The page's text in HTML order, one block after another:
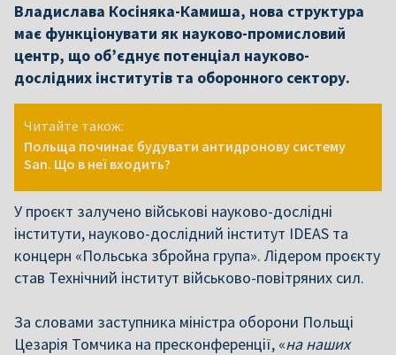
Владислава Косіняка-Камиша, нова структура
має функціонувати як науково-промисловий
центр, що об’єднує потенціал науково-
дослідних інститутів та оборонного сектору.
Читайте також:
Польща починає будувати антидронову систему
San. Що в неї входить?
У проєкт залучено військові науково-дослідні
інститути, науково-дослідний інститут IDEAS та
концерн «Польська збройна група». Лідером проєкту
став Технічний інститут військово-повітряних сил.
За словами заступника міністра оборони Польщі
Цезарія Томчика на пресконференції, «на наших